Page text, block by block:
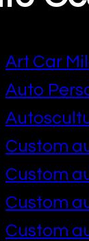
Art Car
Auto
Custom
Custom
Custom
Custom